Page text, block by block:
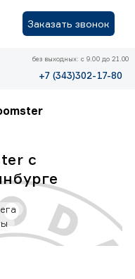
Заказать звонок
без выходных: с 9.00 до 21.00
+7 (343)302-17-80
с